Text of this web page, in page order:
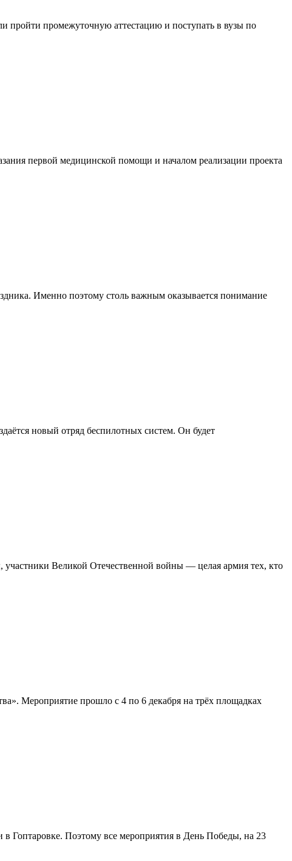
пройти промежуточную аттестацию и поступать в вузы по
первой медицинской помощи и началом реализации проекта
Именно поэтому столь важным оказывается понимание
новый отряд беспилотных систем. Он будет
Великой Отечественной войны — целая армия тех, кто
Мероприятие прошло с 4 по 6 декабря на трёх площадках
Гоптаровке. Поэтому все мероприятия в День Победы, на 23